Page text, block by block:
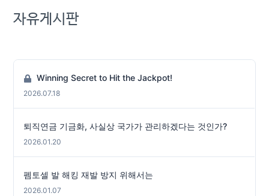
자유게시판
Winning Secret to Hit the Jackpot!
2026.07.18
퇴직연금 기금화, 사실상 국가가 관리하겠다는 것인가?
2026.01.20
펨토셀 발 해킹 재발 방지 위해서는
2026.01.07